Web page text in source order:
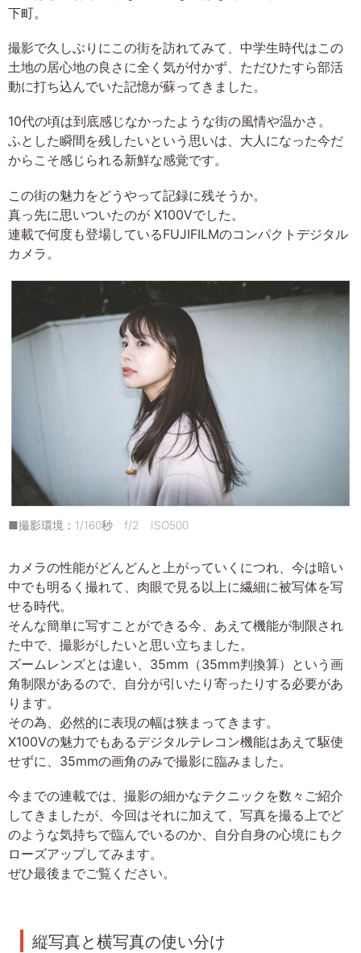
下町。
撮影で久しぶりにこの街を訪れてみて、中学生時代はこの
土地の居心地の良さに全く気が付かず、ただひたすら部活
動に打ち込んでいた記憶が蘇ってきました。
10代の頃は到底感じなかったような街の風情や温かさ。
ふとした瞬間を残したいという思いは、大人になった今だ
からこそ感じられる新鮮な感覚です。
この街の魅力をどうやって記録に残そうか。
真っ先に思いついたのが X100Vでした。
連載で何度も登場しているFUJIFILMのコンパクトデジタル
カメラ。
■撮影環境：1/160秒 f/2 ISO500
カメラの性能がどんどんと上がっていくにつれ、今は暗い
中でも明るく撮れて、肉眼で見る以上に繊細に被写体を写
せる時代。
そんな簡単に写すことができる今、あえて機能が制限され
た中で、撮影がしたいと思い立ちました。
ズームレンズとは違い、35mm（35mm判換算）という画
角制限があるので、自分が引いたり寄ったりする必要があ
ります。
その為、必然的に表現の幅は狭まってきます。
X100Vの魅力でもあるデジタルテレコン機能はあえて駆使
せずに、35mmの画角のみで撮影に臨みました。
今までの連載では、撮影の細かなテクニックを数々ご紹介
してきましたが、今回はそれに加えて、写真を撮る上でど
のような気持ちで臨んでいるのか、自分自身の心境にもク
ローズアップしてみます。
ぜひ最後までご覧ください。
縦写真と横写真の使い分け